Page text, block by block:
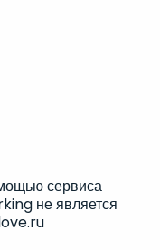
сервиса
не является